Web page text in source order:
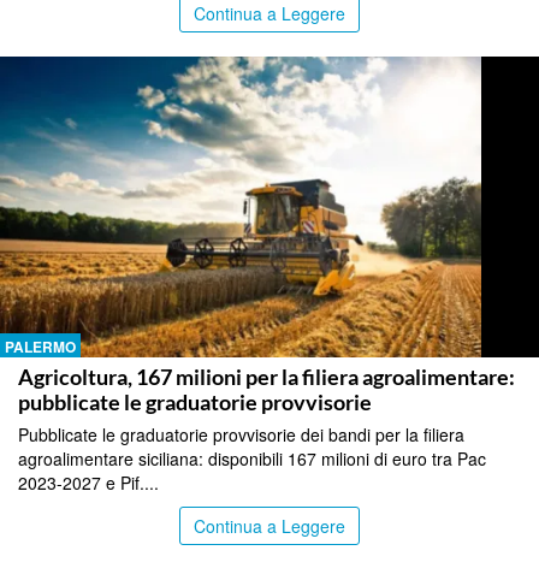
Continua a Leggere
PALERMO
Agricoltura, 167 milioni per la filiera agroalimentare:
pubblicate le graduatorie provvisorie
Pubblicate le graduatorie provvisorie dei bandi per la filiera
agroalimentare siciliana: disponibili 167 milioni di euro tra Pac
2023-2027 e Pif....
Continua a Leggere